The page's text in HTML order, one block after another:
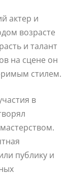
актер и
возрасте
и талант
на сцене он
стилем.
в
публику и